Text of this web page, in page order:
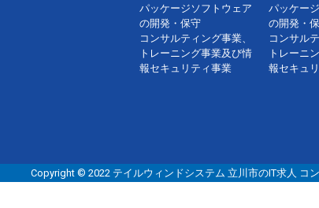
パッケージソフトウェア
の開発・保守
コンサルティング事業、
トレーニング事業及び情
報セキュリティ事業
パッケー
の開発・
コンサル
トレーニ
報セキュ
Copyright © 2022 テイルウィンドシステム 立川市のIT求人 コ